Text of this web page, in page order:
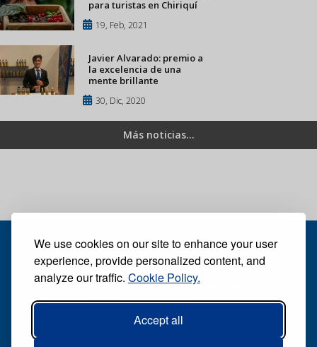
We use cookies on our site to enhance your user
experience, provide personalized content, and
analyze our traffic. Cookie Policy.
Accept all
para turistas en Chiriquí
19, Feb, 2021
Javier Alvarado: premio a
la excelencia de una
mente brillante
30, Dic, 2020
Más noticias...
Recibe nuestro periódico digital semanal gratuito
Suscribirse